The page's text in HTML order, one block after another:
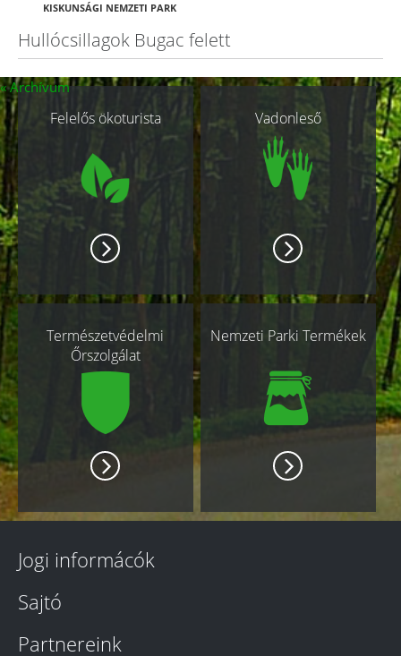
KISKUNSÁGI NEMZETI PARK
Hullócsillagok Bugac felett
« Archívum
Kapcsolódó
oldalakFelelős ökoturista Vadonleső
Természetvédelmi
Őrszolgálat
Nemzeti Parki Termékek
Jogi informácók
Sajtó
Partnereink